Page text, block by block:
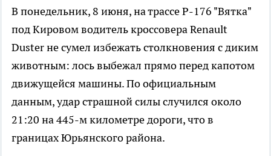
В понедельник, 8 июня, на трассе Р-176 "Вятка"
под Кировом водитель кроссовера Renault
Duster не сумел избежать столкновения с диким
животным: лось выбежал прямо перед капотом
движущейся машины. По официальным
данным, удар страшной силы случился около
21:20 на 445-м километре дороги, что в
границах Юрьянского района.